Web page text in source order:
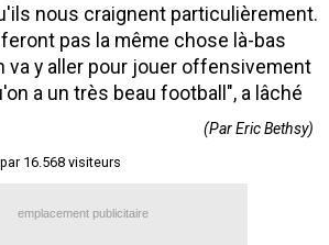
nous craignent particulièrement.
pas la même chose là-bas
va y aller pour jouer offensivement
a un très beau football", a lâché
(Par Eric Bethsy)
16.568 visiteurs
emplacement publicitaire